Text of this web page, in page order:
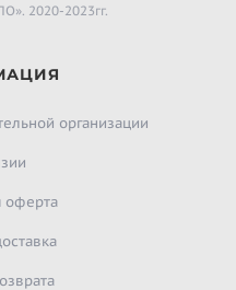
2020-2023гг.
организации
оферта